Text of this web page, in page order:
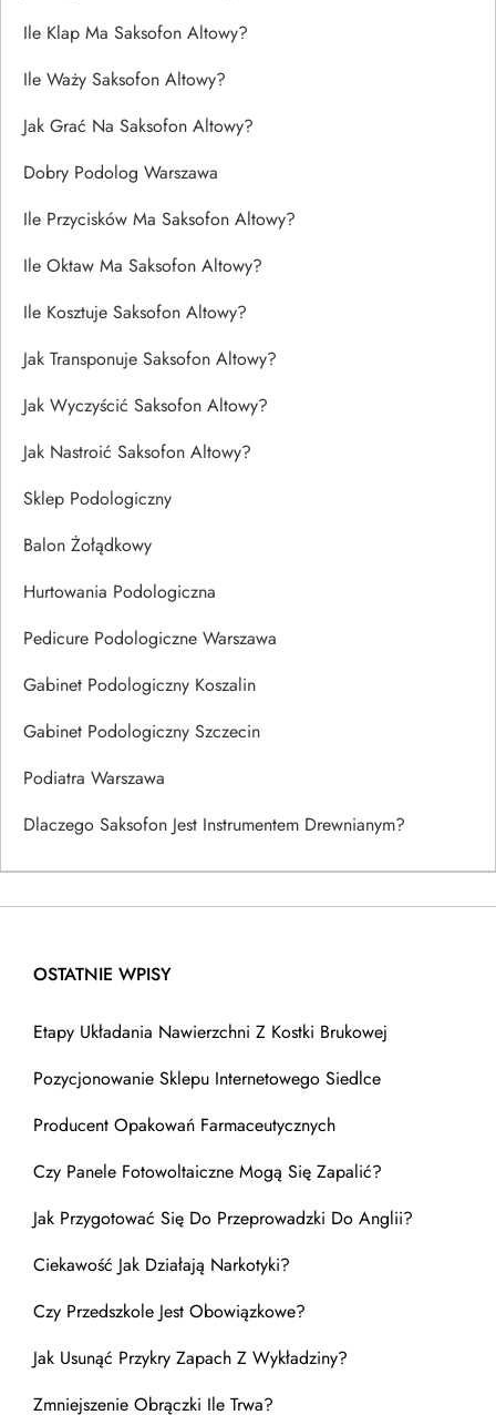
Ile Klap Ma Saksofon Altowy?
Ile Waży Saksofon Altowy?
Jak Grać Na Saksofon Altowy?
Dobry Podolog Warszawa
Ile Przycisków Ma Saksofon Altowy?
Ile Oktaw Ma Saksofon Altowy?
Ile Kosztuje Saksofon Altowy?
Jak Transponuje Saksofon Altowy?
Jak Wyczyścić Saksofon Altowy?
Jak Nastroić Saksofon Altowy?
Sklep Podologiczny
Balon Żołądkowy
Hurtowania Podologiczna
Pedicure Podologiczne Warszawa
Gabinet Podologiczny Koszalin
Gabinet Podologiczny Szczecin
Podiatra Warszawa
Dlaczego Saksofon Jest Instrumentem Drewnianym?
OSTATNIE WPISY
Etapy Układania Nawierzchni Z Kostki Brukowej
Pozycjonowanie Sklepu Internetowego Siedlce
Producent Opakowań Farmaceutycznych
Czy Panele Fotowoltaiczne Mogą Się Zapalić?
Jak Przygotować Się Do Przeprowadzki Do Anglii?
Ciekawość Jak Działają Narkotyki?
Czy Przedszkole Jest Obowiązkowe?
Jak Usunąć Przykry Zapach Z Wykładziny?
Zmniejszenie Obrączki Ile Trwa?